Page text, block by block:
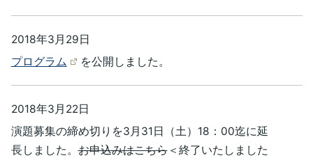
2018年3月29日
プログラム
を公開しました。
2018年3月22日
演題募集の締め切りを3月31日（土）18：00迄に延
長しました。お申込みはこちら＜終了いたしました